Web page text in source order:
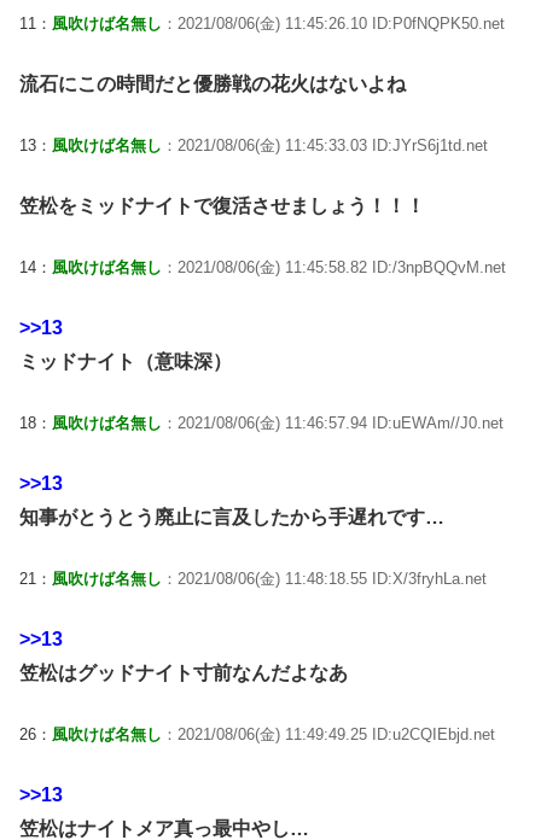
11： 風吹けば名無し ：2021/08/06(金) 11:45:26.10 ID:P0fNQPK50.net
流石にこの時間だと優勝戦の花火はないよね
13： 風吹けば名無し ：2021/08/06(金) 11:45:33.03 ID:JYrS6j1td.net
笠松をミッドナイトで復活させましょう！！！
14： 風吹けば名無し ：2021/08/06(金) 11:45:58.82 ID:/3npBQQvM.net
>>13
ミッドナイト（意味深）
18： 風吹けば名無し ：2021/08/06(金) 11:46:57.94 ID:uEWAm//J0.net
>>13
知事がとうとう廃止に言及したから手遅れです…
21： 風吹けば名無し ：2021/08/06(金) 11:48:18.55 ID:X/3fryhLa.net
>>13
笠松はグッドナイト寸前なんだよなあ
26： 風吹けば名無し ：2021/08/06(金) 11:49:49.25 ID:u2CQIEbjd.net
>>13
笠松はナイトメア真っ最中やし…